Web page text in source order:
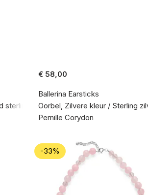
sterlingzilver 925
€ 58,00
Ballerina Earsticks
Oorbel, Zilvere kleur / Sterling
Pernille Corydon
-33%